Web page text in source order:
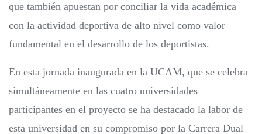
que también apuestan por conciliar la vida académica
con la actividad deportiva de alto nivel como valor
fundamental en el desarrollo de los deportistas.
En esta jornada inaugurada en la UCAM, que se celebra
simultáneamente en las cuatro universidades
participantes en el proyecto se ha destacado la labor de
esta universidad en su compromiso por la Carrera Dual